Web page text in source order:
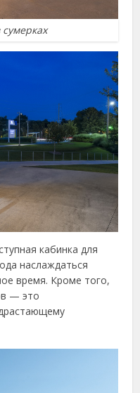
кабинка для
наслаждаться
время. Кроме того,
— это